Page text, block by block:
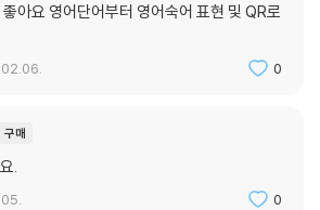
아요 영어단어부터 영어숙어 표현 및 QR로
0
구매
.
0